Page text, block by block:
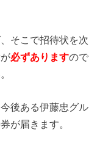
そこで招待状を次
必ずありますので
後ある伊藤忠グル
が届きます。